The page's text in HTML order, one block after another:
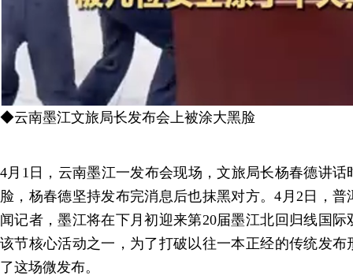
◆云南墨江文旅局长发布会上被涂大黑脸
4月1日，云南墨江一发布会现场，文旅局长杨春德讲
脸，杨春德坚持发布完消息后也抹黑对方。4月2日，
闻记者，墨江将在下月初迎来第20届墨江北回归线国
该节核心活动之一，为了打破以往一本正经的传统发
了这场微发布。